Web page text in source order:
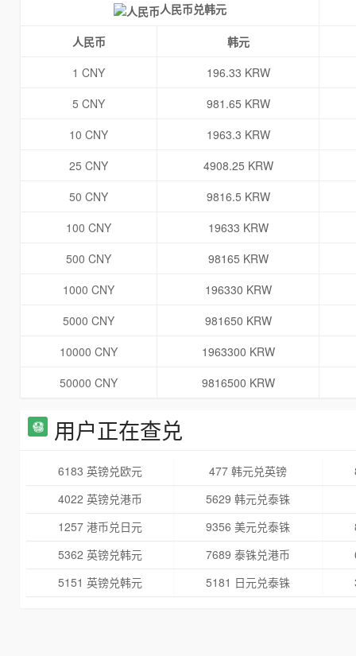
人民币兑韩元
人民币
韩元
1 CNY
196.33 KRW
5 CNY
981.65 KRW
10 CNY
1963.3 KRW
25 CNY
4908.25 KRW
50 CNY
9816.5 KRW
100 CNY
19633 KRW
500 CNY
98165 KRW
1000 CNY
196330 KRW
5000 CNY
981650 KRW
10000 CNY
1963300 KRW
50000 CNY
9816500 KRW
用户正在查兑
6183 英镑兑欧元 477 韩元兑英镑
4022 英镑兑港币
5629 韩元兑泰铢
1257 港币兑日元
9356 美元兑泰铢
5362 英镑兑韩元
7689 泰铢兑港币
5151 英镑兑韩元
5181 日元兑泰铢